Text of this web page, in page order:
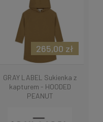
GRAY LABEL Sukienka z
kapturem - HOODED
PEANUT
265,00 zł